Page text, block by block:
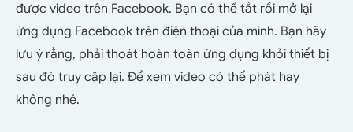
được video trên Facebook. Bạn có thể tắt rồi mở lại
ứng dụng Facebook trên điện thoại của mình. Bạn hãy
lưu ý rằng, phải thoát hoàn toàn ứng dụng khỏi thiết bị
sau đó truy cập lại. Để xem video có thể phát hay
không nhé.